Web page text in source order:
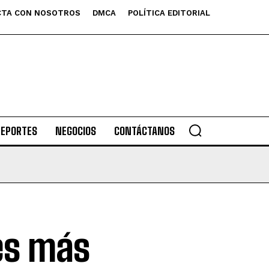
CON NOSOTROS DMCA POLÍTICA EDITORIAL
NEGOCIOS CONTÁCTANOS
más